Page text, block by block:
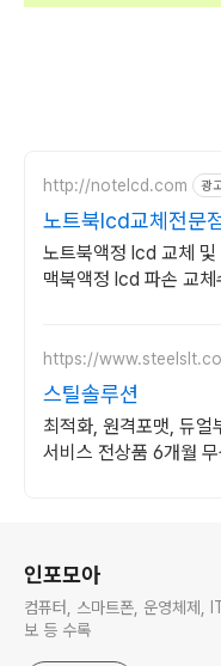
http://notelcd.com 광
노트북lcd교체전문
노트북액정 lcd 교체 및
맥북액정 lcd 파손 교체
https://
스틸솔루션
최적화, 원격포맷, 듀얼
서비스 전상품 6개월
인포모아
컴퓨터, 스마트폰, 운영체제,
보 등 수록